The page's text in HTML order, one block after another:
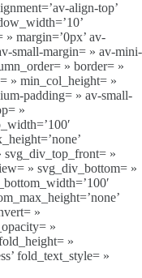
align-top’
margin=’0px’ av-
small-margin= » av-mini-
» border= »
» min_col_height= »
padding= » av-small-
»
»
» svg_div_bottom= »
»
»
»
fold_text_style= »